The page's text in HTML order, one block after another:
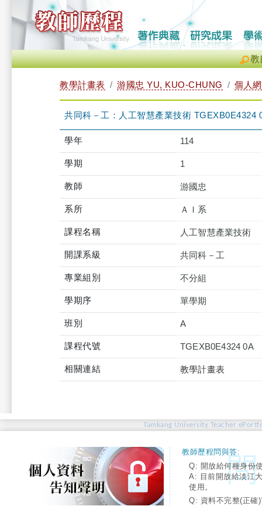
教
教學計畫表 游國忠 YU, KUO-CHUNG 個人
共同科－工：人工智慧產業技術 TGEXB0E4324
學年 114
學期 1
教師 游國忠
系所 ＡＩ系
課程名稱 人工智慧產業技術
開課系級 共同科－工
專業組別 不分組
學期序 單學期
班別 A
課程代號 TGEXB0E4324 0A
相關連結 教學計畫表
Tamkang University Teacher
教師歷程問與答:
Q: 開放給何種身份
A: 目前開放給淡江
使用。
Q: 資料不完整(正確